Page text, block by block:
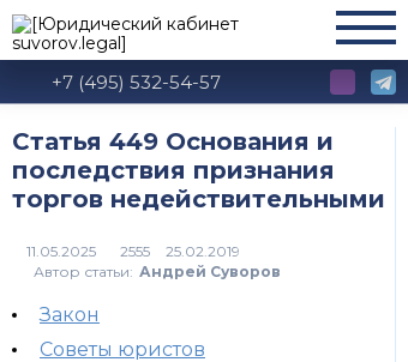
+7 (495) 532-54-57
Статья 449 Основания и
последствия признания
торгов недействительными
2555
Автор статьи: Андрей Суворов
Закон
Советы юристов